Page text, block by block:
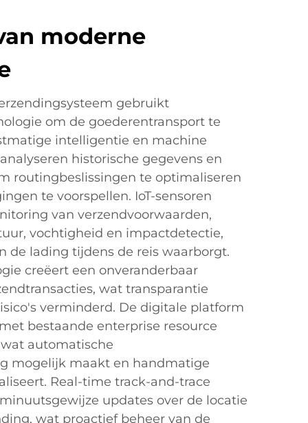
moderne
gebruikt
om de goederentransport te
intelligentie en machine
historische gegevens en
routingbeslissingen te optimaliseren
te voorspellen. IoT-sensoren
van verzendvoorwaarden,
vochtigheid en impactdetectie,
de lading tijdens de reis waarborgt.
creëert een onveranderbaar
wat transparantie
verminderd. De digitale platform
bestaande enterprise resource
automatische
mogelijk maakt en handmatige
Real-time track-and-trace
updates over de locatie
wat proactief beheer van de